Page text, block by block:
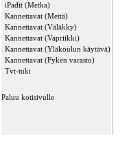
iPadit (Metka)
Kannettavat (Mettä)
Kannettavat (Väläkky)
Kannettavat (Vapriikki)
Kannettavat (Yläkoulun käytävä)
Kannettavat (Fyken varasto)
Tvt-tuki
Paluu kotisivulle